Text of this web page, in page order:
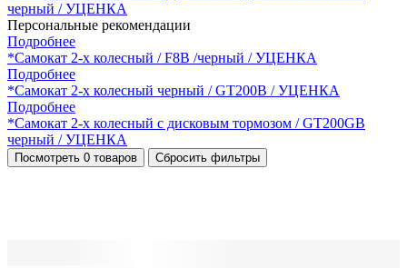
черный / УЦЕНКА
Персональные рекомендации
Подробнее
*Самокат 2-х колесный / F8B /черный / УЦЕНКА
Подробнее
*Самокат 2-х колесный черный / GT200B / УЦЕНКА
Подробнее
*Самокат 2-х колесный с дисковым тормозом / GT200GB
черный / УЦЕНКА
Посмотреть 0 товаров Сбросить фильтры